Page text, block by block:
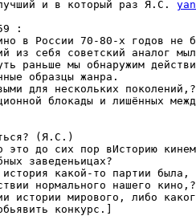
и в который раз Я.С.
:
в России 70-80-х годов не
из себя советский аналог
раньше мы обнаружим
образцы жанра.
для нескольких поколений,?
блокады и лишённых
(Я.С.)
до сих пор вИсторию
заведеньицах?
какой-то партии
нормального нашего кино,?
истории мирового, либо
конкурс.]